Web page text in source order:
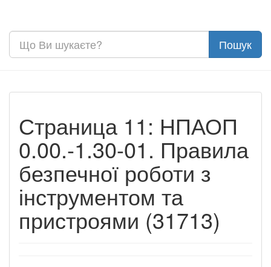
Страница 11: НПАОП
0.00.-1.30-01. Правила
безпечної роботи з
інструментом та
пристроями (31713)